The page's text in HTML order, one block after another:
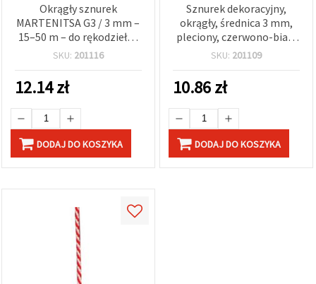
Okrągły sznurek
MARTENITSA G3 / 3 mm –
15–50 m – do rękodzieła i
dekoracji DIY
SKU: 201116
12.14zł
DODAJ DO KOSZYKA
Sznurek dekoracyjny,
okrągły, średnica 3 mm,
pleciony, czerwono-biały
(Kod G3-13), rolka 50 m –
dekoracji
SKU: 201109
10.86zł
DODAJ DO KOSZYKA